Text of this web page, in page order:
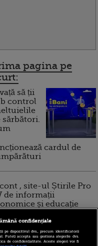
pagina pe
să ții
control
sărbători.
cardul de
, site-ul Știrile Pro
de informații
și educație
reguli pentru decizii
confidențiale
pe dispozitivul dvs., precum identificatorii
Puteți accepta sau gestiona alegerile dvs.
de confidențialitate. Aceste alegeri vor fi